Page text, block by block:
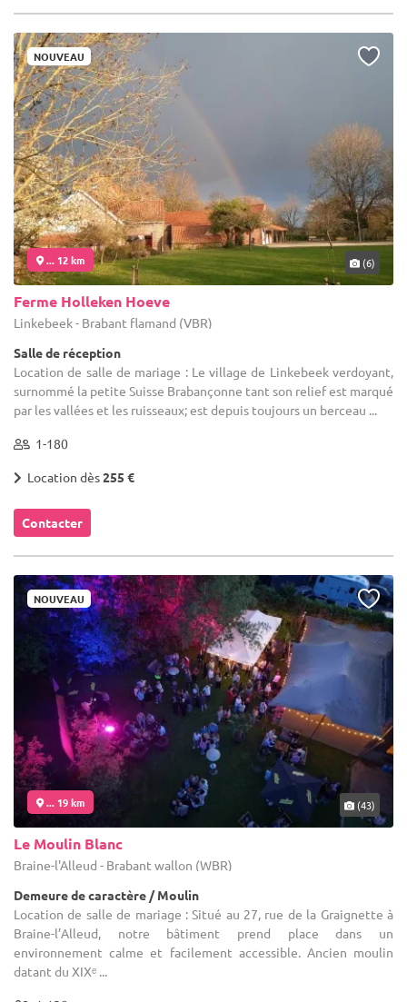
NOUVEAU
... 12 km (6)
Ferme Holleken Hoeve
Linkebeek - Brabant flamand (VBR)
Salle de réception
Location de salle de mariage : Le village de Linkebeek verdoyant,
surnommé la petite Suisse Brabançonne tant son relief est marqué
par les vallées et les ruisseaux; est depuis toujours un berceau ...
1-180
Location dès255 €
Contacter
NOUVEAU
... 19 km (43)
Le Moulin Blanc
Braine-l'Alleud - Brabant wallon (WBR)
Demeure de caractère / Moulin
Location de salle de mariage : Situé au 27, rue de la Graignette à
Braine-l’Alleud, notre bâtiment prend place dans un
environnement calme et facilement accessible. Ancien moulin
datant du XIXᵉ ...